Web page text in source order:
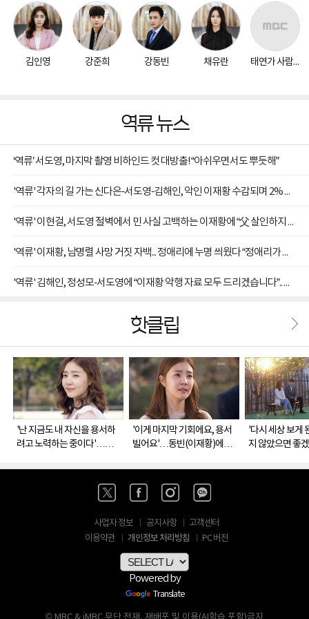
김인영 강준희 강동빈 채유란 태연가 사람들
역류 뉴스
‘역류’ 서도영, 마지막 촬영 비하인드 컷 대방출! “아쉬우면서도 뿌듯해”
'역류' 각자의 길 가는 신다은-서도영-김해인, 악인 이재황 수감되며 2% 부족한 해피엔딩
'역류' 이현걸, 서도영 절벽에서 민 사실 고백하는 이재황에 “父 살인하지 않았다” ‘충격’
'역류' 이재황, 남명렬 사망 거짓 자백... 정애리에 누명 씌웠다 “정애리가 신고 못하게 막았다”
'역류' 김해인, 정성모-서도영에 “이재황 악행 자료 모두 드리겠습니다”.. 속내는?
핫클립
'난 지금도 내 자신을 용서하
려고 노력하는 중이다'…각
다은)과 준희(서도영)
'이게 마지막 기회에요, 용서
빌어요'…동빈(이재황)에게
'다시 세상 보게
지 않았으면 좋
(서도영)를 위로
사업자 정보 공지사항
고객센터
이용약관
개인정보 처리방침 PC 버전
Powered by
Translate
© MBC & iMBC 무단 전재, 재배포 및 이용(AI학습 포함)금지